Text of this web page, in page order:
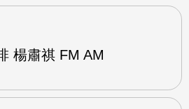
楊肅祺 FM AM